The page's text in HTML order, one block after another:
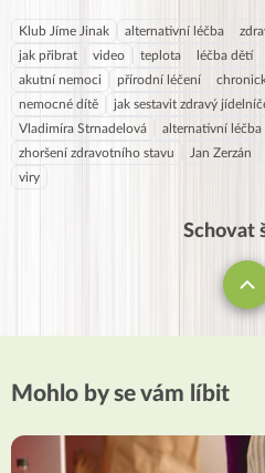
Klub Jíme Jinak alternativní léčba
jak přibrat
video teplota léčba dětí
akutní nemoci
přírodní léčení
nemocné dítě
jak sestavit zdravý
Vladimíra Strnadelová
alternativní léčba
zhoršení zdravotního stavu
Jan Zerzán
viry
Schovat
Mohlo by se vám líbit